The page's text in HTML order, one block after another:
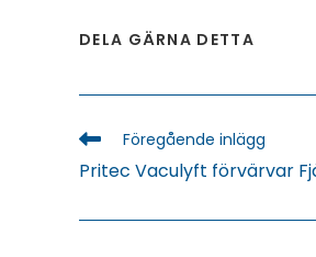
DELA GÄRNA DETTADELA
Läs
fler
artiklar
Föregående inlägg
Pritec Vaculyft förvärvar